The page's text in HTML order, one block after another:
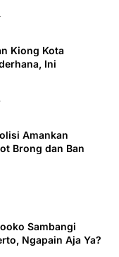
Kiong Kota
Ini
Amankan
Brong dan Ban
Sambangi
Ngapain Aja Ya?